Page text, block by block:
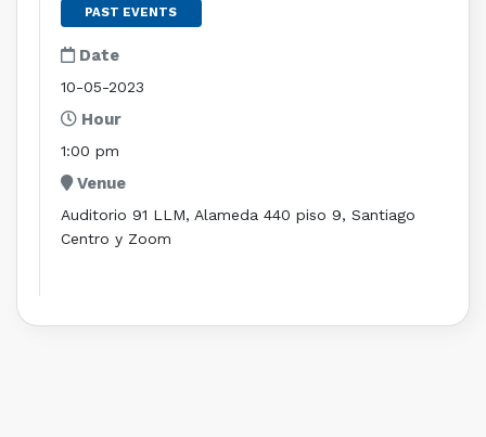
PAST EVENTS
Date
10-05-2023
Hour
1:00 pm
Venue
Auditorio 91 LLM, Alameda 440 piso 9, Santiago
Centro y Zoom